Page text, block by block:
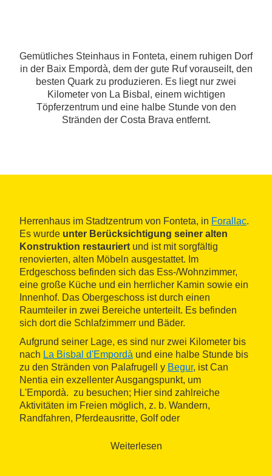
Gemütliches Steinhaus in Fonteta, einem ruhigen Dorf
in der Baix Empordà, dem der gute Ruf vorauseilt, den
besten Quark zu produzieren. Es liegt nur zwei
Kilometer von La Bisbal, einem wichtigen
Töpferzentrum und eine halbe Stunde von den
Stränden der Costa Brava entfernt.
Herrenhaus im Stadtzentrum von Fonteta, in Forallac.
Es wurde unter Berücksichtigung seiner alten
Konstruktion restauriert und ist mit sorgfältig
renovierten, alten Möbeln ausgestattet. Im
Erdgeschoss befinden sich das Ess-/Wohnzimmer,
eine große Küche und ein herrlicher Kamin sowie ein
Innenhof. Das Obergeschoss ist durch einen
Raumteiler in zwei Bereiche unterteilt. Es befinden
sich dort die Schlafzimmerr und Bäder.
Aufgrund seiner Lage, es sind nur zwei Kilometer bis
nach La Bisbal d'Empordà und eine halbe Stunde bis
zu den Stränden von Palafrugell y Begur, ist Can
Nentia ein exzellenter Ausgangspunkt, um
L'Empordà. zu besuchen; Hier sind zahlreiche
Aktivitäten im Freien möglich, z. b. Wandern,
Randfahren, Pferdeausritte, Golf oder
mittelalterlichen Dörfer
Weiterlesen